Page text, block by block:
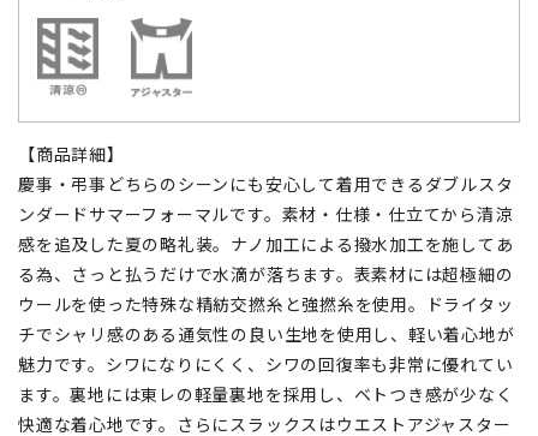
【商品詳細】
慶事・弔事どちらのシーンにも安心して着用できるダブルスタ
ンダードサマーフォーマルです。素材・仕様・仕立てから清涼
感を追及した夏の略礼装。ナノ加工による撥水加工を施してあ
る為、さっと払うだけで水滴が落ちます。表素材には超極細の
ウールを使った特殊な精紡交撚糸と強撚糸を使用。ドライタッ
チでシャリ感のある通気性の良い生地を使用し、軽い着心地が
魅力です。シワになりにくく、シワの回復率も非常に優れてい
ます。裏地には東レの軽量裏地を採用し、ベトつき感が少なく
快適な着心地です。さらにスラックスはウエストアジャスター